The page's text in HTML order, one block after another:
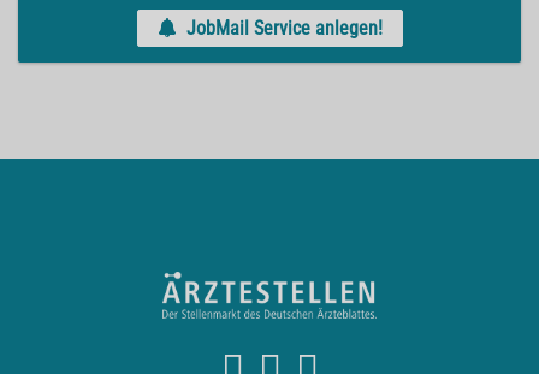
JobMail Service anlegen!